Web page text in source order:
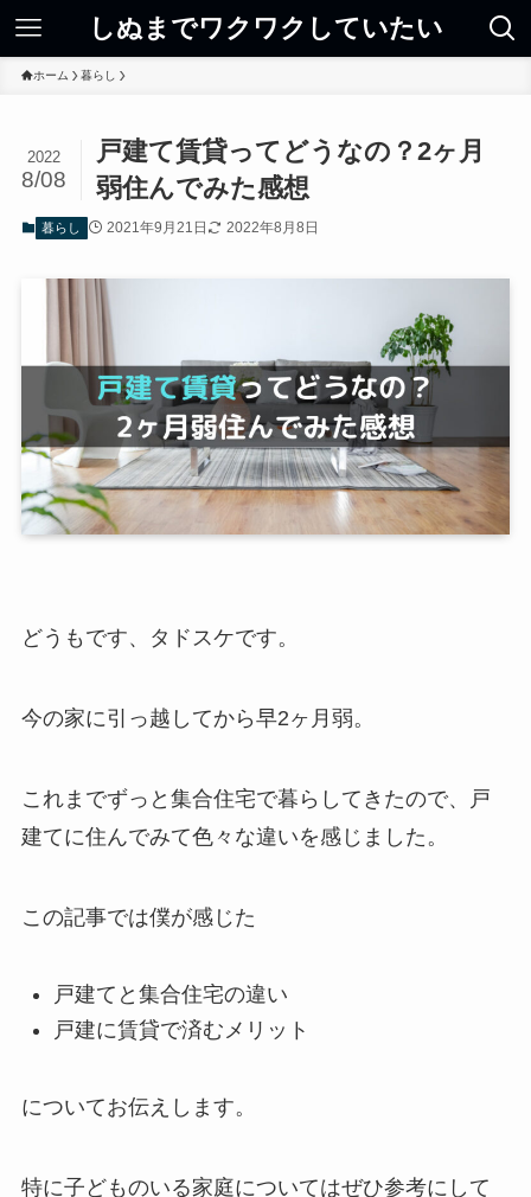
しぬまでワクワクしていたい
ホーム 暮らし
戸建て賃貸ってどうなの？2ヶ月
弱住んでみた感想
2022
8/08
暮らし 2021年9月21日 2022年8月8日
どうもです、タドスケです。
今の家に引っ越してから早2ヶ月弱。
これまでずっと集合住宅で暮らしてきたので、戸
建てに住んでみて色々な違いを感じました。
この記事では僕が感じた
戸建てと集合住宅の違い
戸建に賃貸で済むメリット
についてお伝えします。
特に子どものいる家庭についてはぜひ参考にして